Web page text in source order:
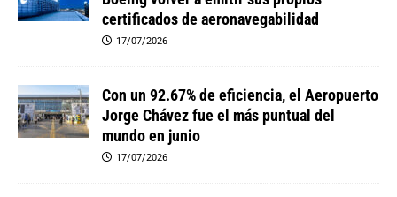
certificados de aeronavegabilidad
17/07/2026
Con un 92.67% de eficiencia, el Aeropuerto
Jorge Chávez fue el más puntual del
mundo en junio
17/07/2026